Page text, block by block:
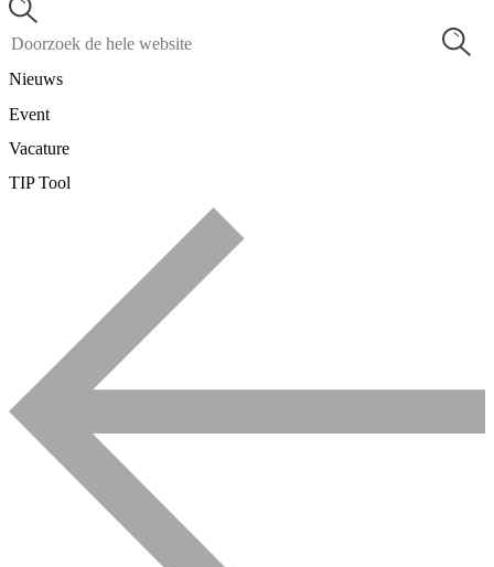
Nieuws
Event
Vacature
TIP Tool